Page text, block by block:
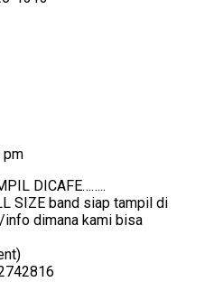
pm
DICAFE……..
SIZE band siap tampil di
dimana kami bisa